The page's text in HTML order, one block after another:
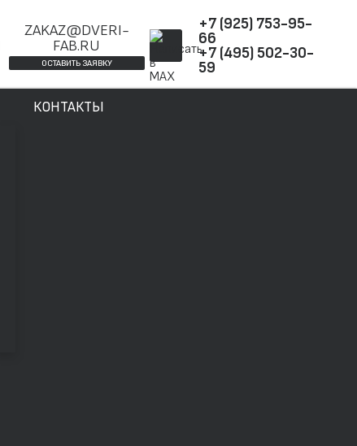
ZAKAZ@DVERI-
FAB.RU
ОСТАВИТЬ ЗАЯВКУ
+7 (925) 753-95-
66
+7 (495) 502-30-
59
КОНТАКТЫ